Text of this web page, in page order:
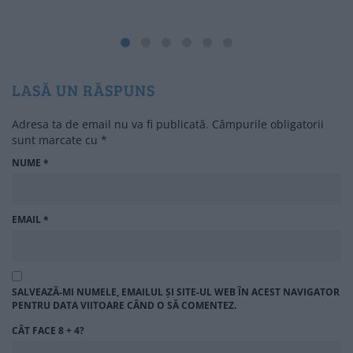
LASĂ UN RĂSPUNS
Adresa ta de email nu va fi publicată. Câmpurile obligatorii
sunt marcate cu *
NUME *
EMAIL*
SALVEAZĂ-MI NUMELE, EMAILUL ȘI SITE-UL WEB ÎN ACEST NAVIGATOR
PENTRU DATA VIITOARE CÂND O SĂ COMENTEZ.
CÂT FACE 8 + 4?